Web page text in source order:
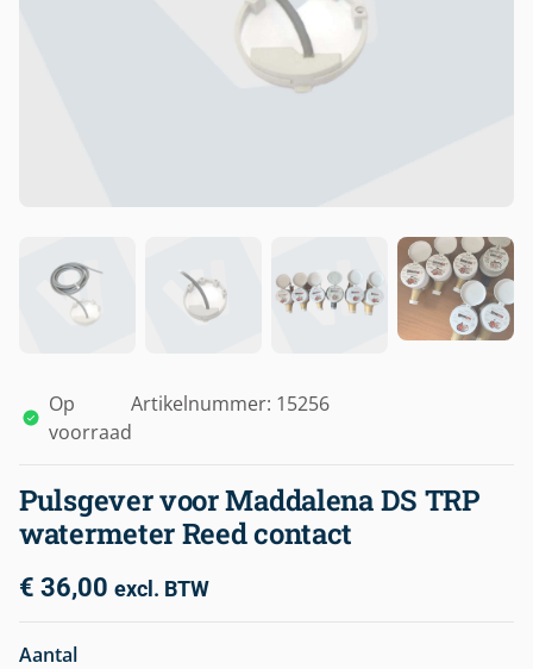
Op
voorraad
Artikelnummer: 15256
Pulsgever voor Maddalena DS TRP
watermeter Reed contact
€ 36,00 excl. BTW
Aantal